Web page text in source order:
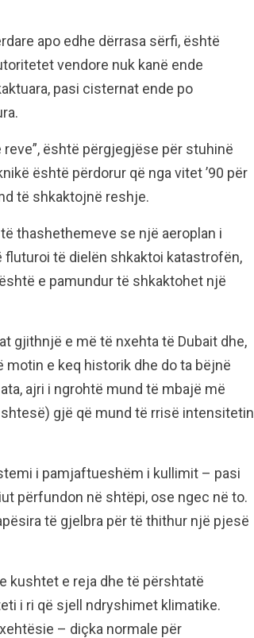
apo edhe dërrasa sërfi, është
vendore nuk kanë ende
pasi cisternat ende po
është përgjegjëse për stuhinë
është përdorur që nga vitet ’90 për
të shkaktojnë reshje.
thashethemeve se një aeroplan i
fluturoi të dielën shkaktoi katastrofën,
e pamundur të shkaktohet një
gjithnjë e më të nxehta të Dubait dhe,
motin e keq historik dhe do ta bëjnë
ajri i ngrohtë mund të mbajë më
gjë që mund të rrisë intensitetin
i pamjaftueshëm i kullimit – pasi
përfundon në shtëpi, ose ngec në to.
të gjelbra për të thithur një pjesë
kushtet e reja dhe të përshtatë
i ri që sjell ndryshimet klimatike.
– diçka normale për